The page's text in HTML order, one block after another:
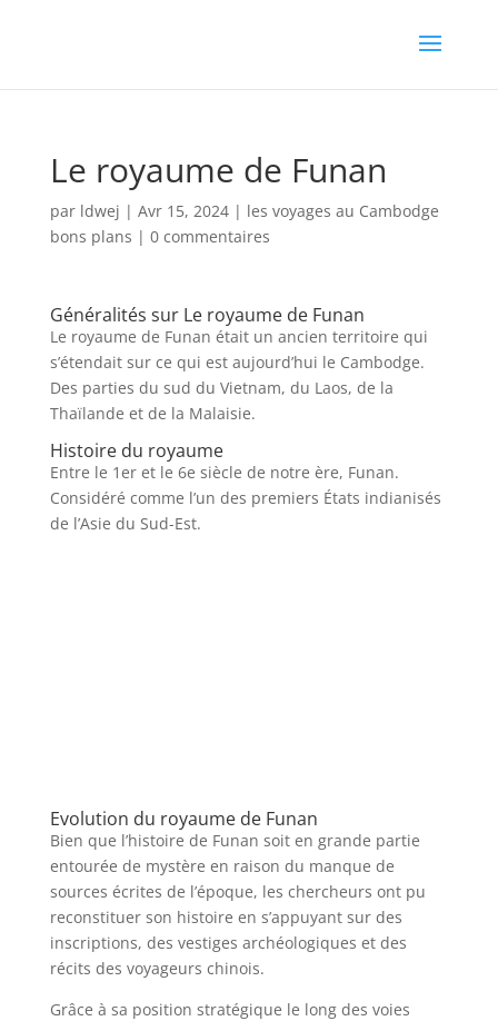
Le royaume de Funan
par ldwej | Avr 15, 2024| les voyages au Cambodge
bons plans | 0 commentaires
Généralités sur Le royaume de Funan
Le royaume de Funan était un ancien territoire qui
s’étendait sur ce qui est aujourd’hui le Cambodge.
Des parties du sud du Vietnam, du Laos, de la
Thaïlande et de la Malaisie.
Histoire du royaume
Entre le 1er et le 6e siècle de notre ère, Funan.
Considéré comme l’un des premiers États indianisés
de l’Asie du Sud-Est.
Evolution du royaume de Funan
Bien que l’histoire de Funan soit en grande partie
entourée de mystère en raison du manque de
sources écrites de l’époque, les chercheurs ont pu
reconstituer son histoire en s’appuyant sur des
inscriptions, des vestiges archéologiques et des
récits des voyageurs chinois.
Grâce à sa position stratégique le long des voies